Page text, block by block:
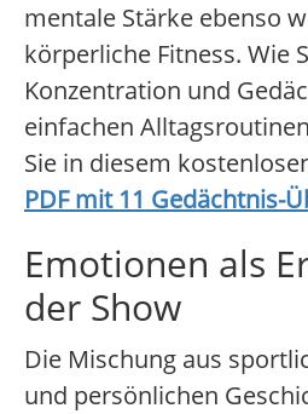
mentale Stärke ebenso
körperliche Fitness. Wie
Konzentration und
einfachen
Sie in diesem
PDF mit 11 Gedächtnis-
Emotionen als
der Show
Die Mischung aus
und persönlichen